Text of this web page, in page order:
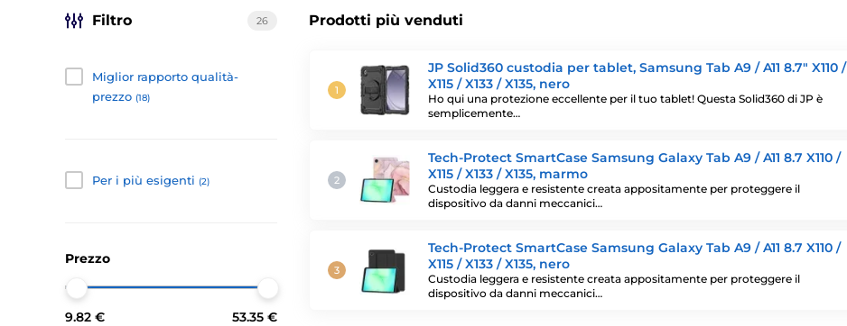
Prodotti più venduti
JP Solid360 custodia per tablet, Samsung Tab A9 / A11 8.7" X110 /
X115 / X133 / X135, nero
Ho qui una protezione eccellente per il tuo tablet! Questa Solid360 di JP è
semplicemente…
Tech-Protect SmartCase Samsung Galaxy Tab A9 / A11 8.7 X110 /
X115 / X133 / X135, marmo
Custodia leggera e resistente creata appositamente per proteggere il
dispositivo da danni meccanici…
Tech-Protect SmartCase Samsung Galaxy Tab A9 / A11 8.7 X110 /
X115 / X133 / X135, nero
Custodia leggera e resistente creata appositamente per proteggere il
dispositivo da danni meccanici…
Filtro 26
Miglior rapporto qualità-
prezzo (18)
Per i più esigenti (2)
Prezzo
9.82 € 53.35 €